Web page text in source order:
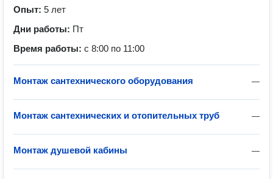
Опыт: 5 лет
Дни работы: Пт
Время работы: с 8:00 по 11:00
—
Монтаж сантехнического оборудования
—
Монтаж сантехнических и отопительных труб
—
Монтаж душевой кабины